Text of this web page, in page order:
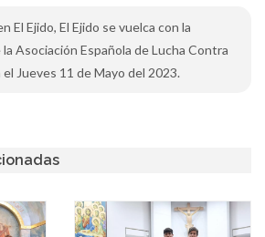
El Ejido, El Ejido se vuelca con la
Asociación Española de Lucha Contra
Jueves 11 de Mayo del 2023.